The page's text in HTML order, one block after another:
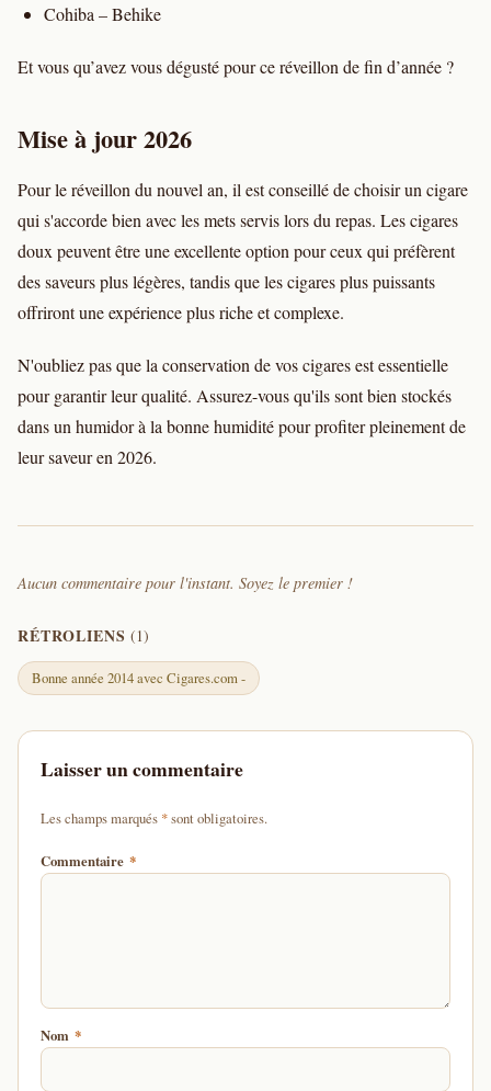
Cohiba – Behike
Et vous qu’avez vous dégusté pour ce réveillon de fin d’année ?
Mise à jour 2026
Pour le réveillon du nouvel an, il est conseillé de choisir un cigare
qui s'accorde bien avec les mets servis lors du repas. Les cigares
doux peuvent être une excellente option pour ceux qui préfèrent
des saveurs plus légères, tandis que les cigares plus puissants
offriront une expérience plus riche et complexe.
N'oubliez pas que la conservation de vos cigares est essentielle
pour garantir leur qualité. Assurez-vous qu'ils sont bien stockés
dans un humidor à la bonne humidité pour profiter pleinement de
leur saveur en 2026.
Aucun commentaire pour l'instant. Soyez le premier !
RÉTROLIENS(1)
Bonne année 2014 avec Cigares.com -
Laisser un commentaire
Les champs marqués *d'un astérisque
sont obligatoires.
Commentaire *
Nom *